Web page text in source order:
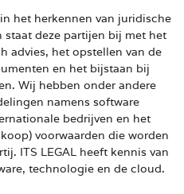
het herkennen van juridische
staat deze partijen bij met het
advies, het opstellen van de
en het bijstaan bij
Wij hebben onder andere
namens software
bedrijven en het
voorwaarden die worden
ITS LEGAL heeft kennis van
technologie en de cloud.